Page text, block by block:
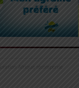
Afrique récompense